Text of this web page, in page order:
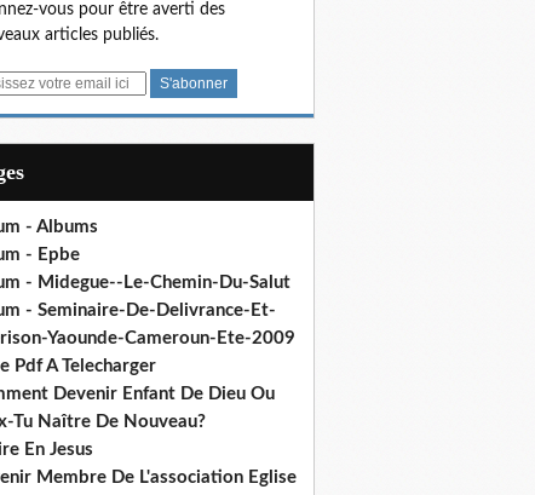
vous pour être averti des
articles publiés.
- Albums
- Epbe
- Midegue--Le-Chemin-Du-Salut
- Seminaire-De-Delivrance-Et-
Yaounde-Cameroun-Ete-2009
Pdf A Telecharger
Devenir Enfant De Dieu Ou
Tu Naître De Nouveau?
En Jesus
Membre De L'association Eglise